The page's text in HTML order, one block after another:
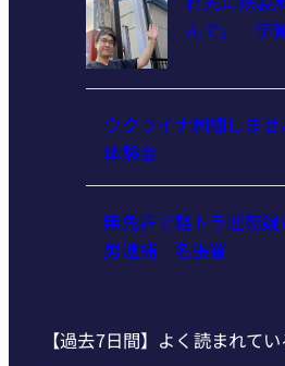
んで」 伊
ウクライナ刺繍しま
体験会
無免許で軽トラ運転
男逮捕 名張署
【過去7日間】よく読まれて